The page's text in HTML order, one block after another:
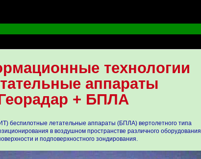
технологии
аппараты
+ БПЛА
беспилотные летательные аппараты (БПЛА) вертолетного типа
в воздушном пространстве различного оборудования
и подповерхностного зондирования.